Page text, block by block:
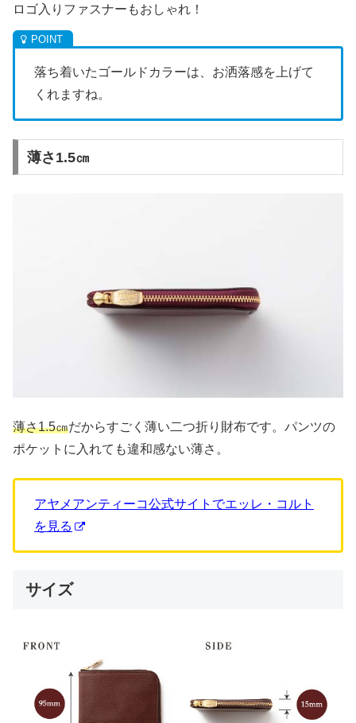
ロゴ入りファスナーもおしゃれ！
落ち着いたゴールドカラーは、お洒落感を上げて
くれますね。
薄さ1.5㎝
薄さ1.5㎝だからすごく薄い二つ折り財布です。パンツの
ポケットに入れても違和感ない薄さ。
アヤメアンティーコ公式サイトでエッレ・コルト
を見る
サイズ